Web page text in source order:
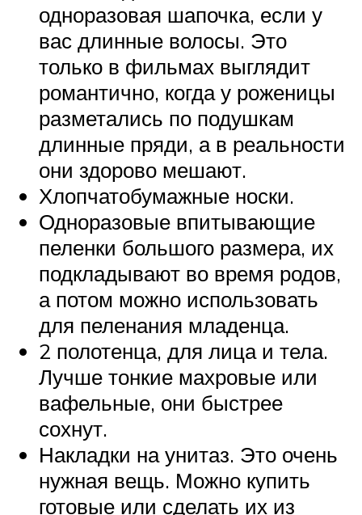
одноразовая шапочка, если у
вас длинные волосы. Это
только в фильмах выглядит
романтично, когда у роженицы
разметались по подушкам
длинные пряди, а в реальности
они здорово мешают.
Хлопчатобумажные носки.
Одноразовые впитывающие
пеленки большого размера, их
подкладывают во время родов,
а потом можно использовать
для пеленания младенца.
2 полотенца, для лица и тела.
Лучше тонкие махровые или
вафельные, они быстрее
сохнут.
Накладки на унитаз. Это очень
нужная вещь. Можно купить
готовые или сделать их из